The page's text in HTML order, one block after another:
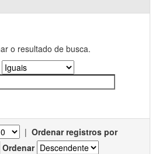
o resultado de busca.
| Ordenar registros por
Ordenar